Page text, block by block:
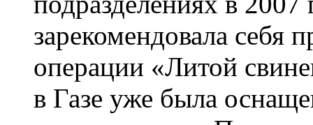
зарекомендовала себя
операции «Литой
в Газе уже была